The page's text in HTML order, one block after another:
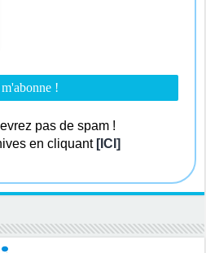
pas de spam !
en cliquant [ICI]